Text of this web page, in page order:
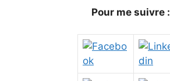
Pour me suivre :